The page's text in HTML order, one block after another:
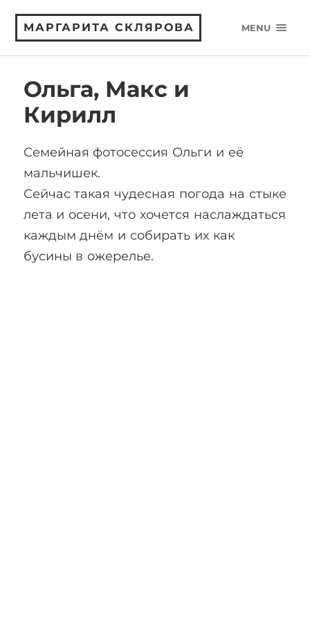
МАРГАРИТА СКЛЯРОВА MENU
Ольга, Макс и
Кирилл
Семейная фотосессия Ольги и её
мальчишек.
Сейчас такая чудесная погода на стыке
лета и осени, что хочется наслаждаться
каждым днём и собирать их как
бусины в ожерелье.